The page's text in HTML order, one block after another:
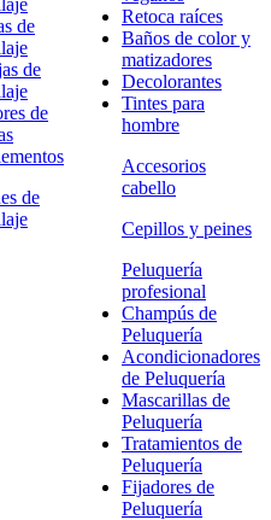
de
de
de
de
Retoca raíces
Baños de color y
matizadores
Decolorantes
Tintes para
hombre
Accesorios
cabello
Cepillos y peines
Peluquería
profesional
Champús de
Peluquería
Acondicionadores
de Peluquería
Mascarillas de
Peluquería
Tratamientos de
Peluquería
Fijadores de
Peluquería